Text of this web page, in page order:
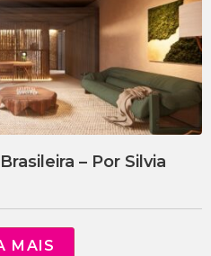
– Por Silvia
MAIS